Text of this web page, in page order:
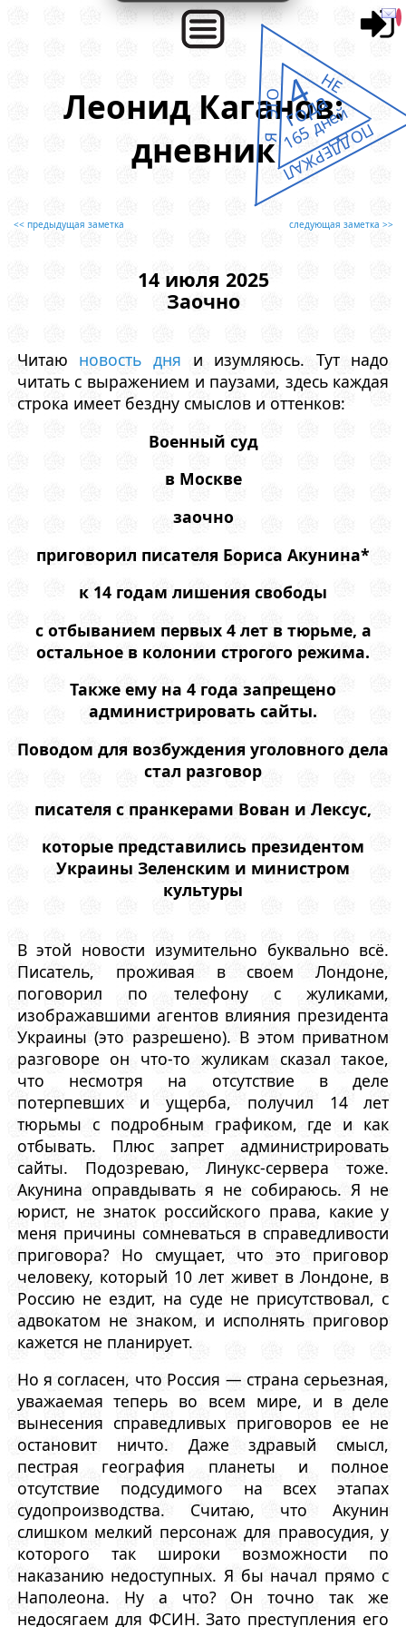
Леонид Каганов:
дневник
<< предыдущая заметка следующая заметка >>
14 июля 2025
Заочно
Читаю новость дня и изумляюсь. Тут надо
читать с выражением и паузами, здесь каждая
строка имеет бездну смыслов и оттенков:
Военный суд
в Москве
заочно
приговорил писателя Бориса Акунина*
к 14 годам лишения свободы
с отбыванием первых 4 лет в тюрьме, а
остальное в колонии строгого режима.
Также ему на 4 года запрещено
администрировать сайты.
Поводом для возбуждения уголовного дела
стал разговор
писателя с пранкерами Вован и Лексус,
которые представились президентом
Украины Зеленским и министром
культуры
В этой новости изумительно буквально всё.
Писатель, проживая в своем Лондоне,
поговорил по телефону с жуликами,
изображавшими агентов влияния президента
Украины (это разрешено). В этом приватном
разговоре он что-то жуликам сказал такое,
что несмотря на отсутствие в деле
потерпевших и ущерба, получил 14 лет
тюрьмы с подробным графиком, где и как
отбывать. Плюс запрет администрировать
сайты. Подозреваю, Линукс-сервера тоже.
Акунина оправдывать я не собираюсь. Я не
юрист, не знаток российского права, какие у
меня причины сомневаться в справедливости
приговора? Но смущает, что это приговор
человеку, который 10 лет живет в Лондоне, в
Россию не ездит, на суде не присутствовал, с
адвокатом не знаком, и исполнять приговор
кажется не планирует.
Но я согласен, что Россия — страна серьезная,
уважаемая теперь во всем мире, и в деле
вынесения справедливых приговоров ее не
остановит ничто. Даже здравый смысл,
пестрая география планеты и полное
отсутствие подсудимого на всех этапах
судопроизводства. Считаю, что Акунин
слишком мелкий персонаж для правосудия, у
которого так широки возможности по
наказанию недоступных. Я бы начал прямо с
Наполеона. Ну а что? Он точно так же
недосягаем для ФСИН. Зато преступления его
Я ЭТО
НЕ
ПОДДЕРЖАЛ
4
года
165 дней